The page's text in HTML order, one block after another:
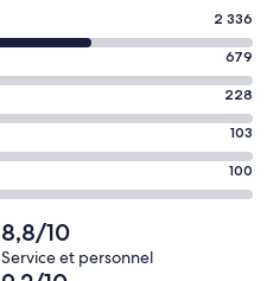
2 336
679
228
103
100
8,8/10
Service et personnel